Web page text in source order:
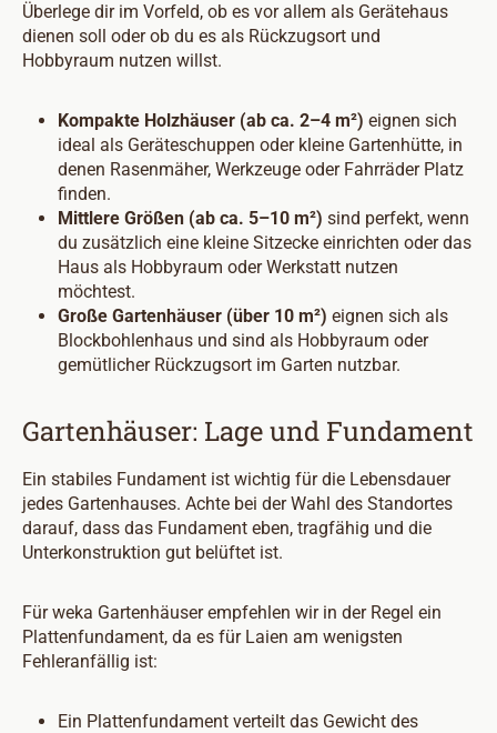
Überlege dir im Vorfeld, ob es vor allem als Gerätehaus
dienen soll oder ob du es als Rückzugsort und
Hobbyraum nutzen willst.
Kompakte Holzhäuser (ab ca. 2–4 m²) eignen sich
ideal als Geräteschuppen oder kleine Gartenhütte, in
denen Rasenmäher, Werkzeuge oder Fahrräder Platz
finden.
Mittlere Größen (ab ca. 5–10 m²) sind perfekt, wenn
du zusätzlich eine kleine Sitzecke einrichten oder das
Haus als Hobbyraum oder Werkstatt nutzen
möchtest.
Große Gartenhäuser (über 10 m²) eignen sich als
Blockbohlenhaus und sind als Hobbyraum oder
gemütlicher Rückzugsort im Garten nutzbar.
Gartenhäuser: Lage und Fundament
Ein stabiles Fundament ist wichtig für die Lebensdauer
jedes Gartenhauses. Achte bei der Wahl des Standortes
darauf, dass das Fundament eben, tragfähig und die
Unterkonstruktion gut belüftet ist.
Für weka Gartenhäuser empfehlen wir in der Regel ein
Plattenfundament, da es für Laien am wenigsten
Fehleranfällig ist:
Ein Plattenfundament verteilt das Gewicht des